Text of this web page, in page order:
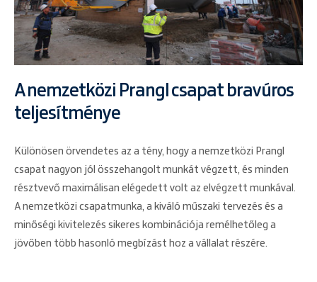
A nemzetközi Prangl csapat bravúros
teljesítménye
Különösen örvendetes az a tény, hogy a nemzetközi Prangl
csapat nagyon jól összehangolt munkát végzett, és minden
résztvevő maximálisan elégedett volt az elvégzett munkával.
A nemzetközi csapatmunka, a kiváló műszaki tervezés és a
minőségi kivitelezés sikeres kombinációja remélhetőleg a
jövőben több hasonló megbízást hoz a vállalat részére.